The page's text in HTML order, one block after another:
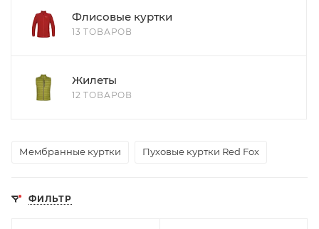
Флисовые куртки
13 ТОВАРОВ
Жилеты
12 ТОВАРОВ
Мембранные куртки Пуховые куртки Red Fox
ФИЛЬТР